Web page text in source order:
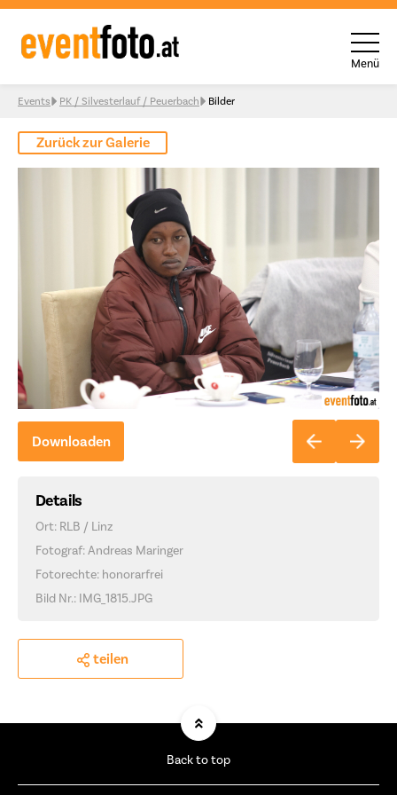
Skip to content
Menü
Events PK / Silvesterlauf / Peuerbach Bilder
Zurück zur Galerie
Downloaden
Details
Ort: RLB / Linz
Fotograf: Andreas Maringer
Fotorechte: honorarfrei
Bild Nr.: IMG_1815.JPG
teilen
Back to top